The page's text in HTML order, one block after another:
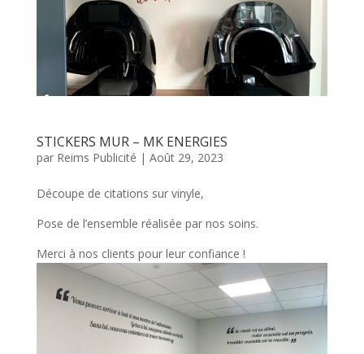
STICKERS MUR – MK ENERGIES
par Reims Publicité | Août 29, 2023
Découpe de citations sur vinyle,
Pose de l’ensemble réalisée par nos soins.
Merci à nos clients pour leur confiance !